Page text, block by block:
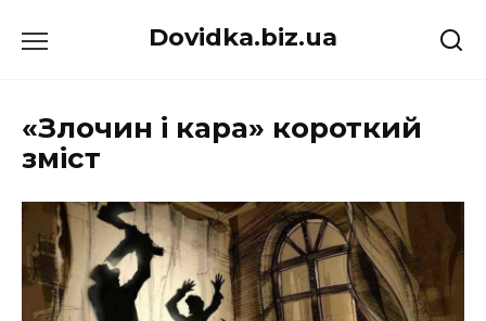
до
Dovidka.biz.ua
«Злочин і кара» короткий
зміст